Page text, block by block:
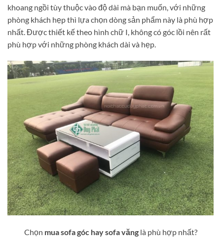
khoang ngồi tùy thuộc vào độ dài mà bạn muốn, với những
phòng khách hẹp thì lựa chọn dòng sản phẩm này là phù hợp
nhất. Được thiết kế theo hình chữ I, không có góc lồi nên rất
phù hợp với những phòng khách dài và hẹp.
Chọn mua sofa góc hay sofa vănglà phù hợp nhất?